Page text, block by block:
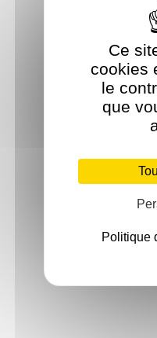
Ce
cookies
le
que
Politique